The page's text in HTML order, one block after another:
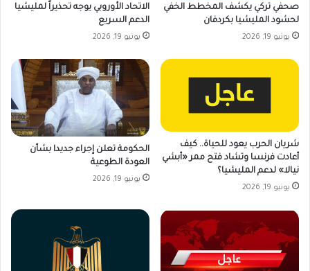
صحفي تركي يكشف المخطط الخفي
لحشود المليشيا بكردفان
يونيو 19, 2026
الاتحاد الأوروبي يوجه تحذيراً لمليشيا
الدعم السريع
يونيو 19, 2026
شريان الحرب يعود للحياة.. كيف
أعادت فرنسا وتشاد فتح ممر «أبشي
نيالا» لدعم المليشيا؟
يونيو 19, 2026
الحكومة تعلن إجراء جديدا بشأن
العودة الطوعية
يونيو 19, 2026